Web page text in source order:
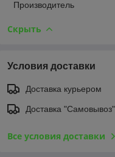
Производитель
Скрыть
Условия доставки
Доставка курьером
Доставка "Самовывоз"
Все условия доставки